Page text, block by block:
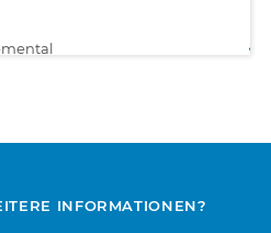
INFORMATIONEN?